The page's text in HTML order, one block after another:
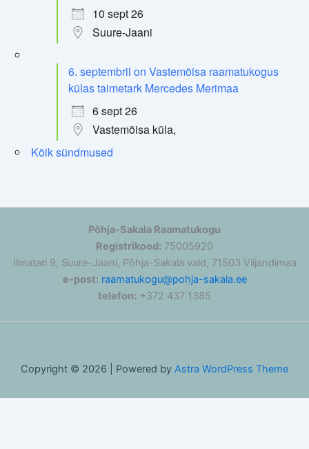
10 sept 26
Suure-Jaani
6. septembril on Vastemõisa raamatukogus
külas taimetark Mercedes Merimaa
6 sept 26
Vastemõisa küla,
Kõik sündmused
Põhja-Sakala Raamatukogu
Registrikood: 75005920
Ilmatari 9, Suure-Jaani, Põhja-Sakala vald, 71503 Viljandimaa
e-post: raamatukogu@pohja-sakala.ee
telefon: +372 437 1385
Copyright © 2026 | Powered by Astra WordPress Theme